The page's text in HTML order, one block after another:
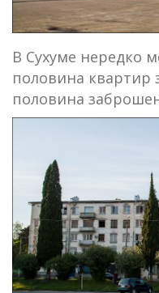
В Сухуме нередко
половина квартир
половина